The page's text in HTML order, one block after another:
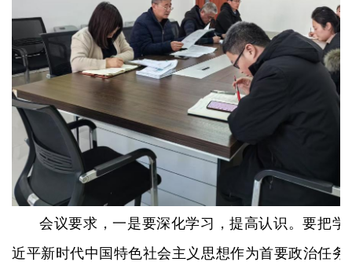
会议要求，一是要深化学习，提高认识。要把学
近平新时代中国特色社会主义思想作为首要政治任务